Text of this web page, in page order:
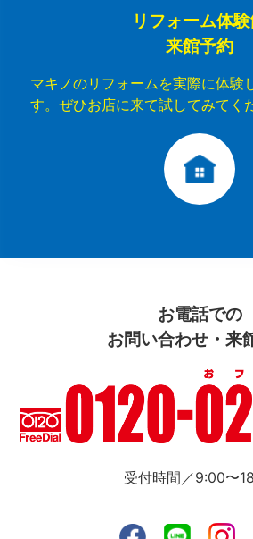
リフォーム体
来館予約
マキノのリフォームを実際に体験
す。ぜひお店に来て試してみてく
お電話での
お問い合わせ・来
受付時間／9:00〜